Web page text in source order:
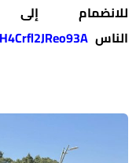
إلى
https://whatsapp.com/channel/0029VanE1VH4Crfl2JReo93A